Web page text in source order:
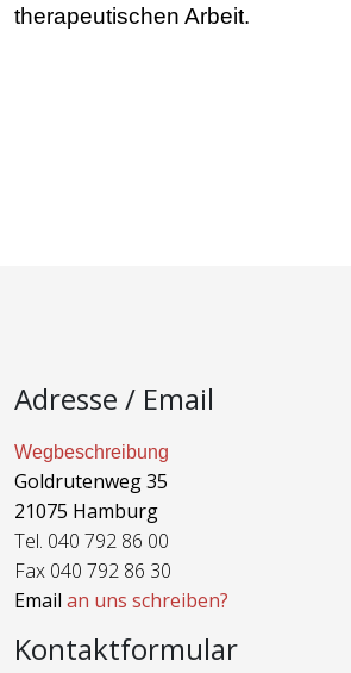
therapeutischen Arbeit.
Adresse / Email
Wegbeschreibung
Goldrutenweg 35
21075 Hamburg
Tel. 040 792 86 00
Fax 040 792 86 30
Email an uns schreiben?
Kontaktformular